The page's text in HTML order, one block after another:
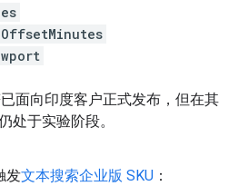
面向印度客户正式发布，但在其
处于实验阶段。
发文本搜索企业版 SKU ：